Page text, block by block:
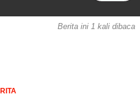
Berita ini 1 kali dibaca